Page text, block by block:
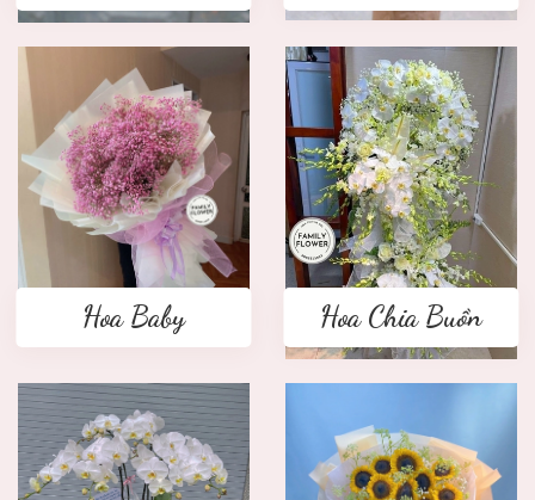
Hoa Baby Hoa Chia Buồn